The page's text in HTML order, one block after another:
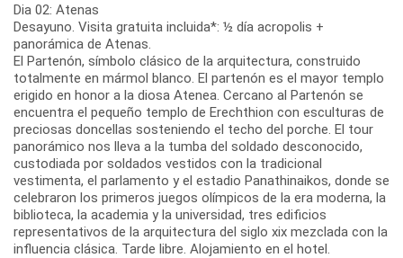
Dia 02: Atenas
Desayuno. Visita gratuita incluida*: ½ día acropolis +
panorámica de Atenas.
El Partenón, símbolo clásico de la arquitectura, construido
totalmente en mármol blanco. El partenón es el mayor templo
erigido en honor a la diosa Atenea. Cercano al Partenón se
encuentra el pequeño templo de Erechthion con esculturas de
preciosas doncellas sosteniendo el techo del porche. El tour
panorámico nos lleva a la tumba del soldado desconocido,
custodiada por soldados vestidos con la tradicional
vestimenta, el parlamento y el estadio Panathinaikos, donde se
celebraron los primeros juegos olímpicos de la era moderna, la
biblioteca, la academia y la universidad, tres edificios
representativos de la arquitectura del siglo xix mezclada con la
influencia clásica. Tarde libre. Alojamiento en el hotel.